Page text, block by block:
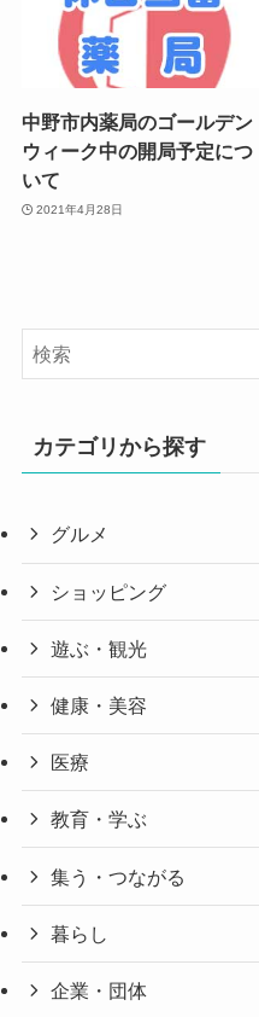
中野市内薬局のゴールデン
ウィーク中の開局予定につ
いて
2021年4月28日
カテゴリから探す
グルメ
ショッピング
遊ぶ・観光
健康・美容
医療
教育・学ぶ
集う・つながる
暮らし
企業・団体